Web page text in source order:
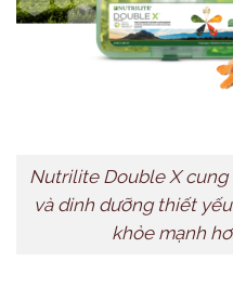
Nutrilite Double X cung
và dinh dưỡng thiết
khỏe mạnh